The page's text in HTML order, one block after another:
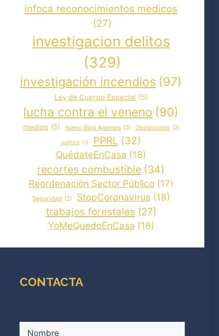
infoca reconocimientos medicos
(27)
investigacion delitos
(329)
investigación incendios (97)
Ley de Cuerpo Especial (5)
lucha contra el veneno (90)
medios (5) nuevo Blog Agentes (2) Oposiciones (2)
politica (1) PPRL (32)
QuédateEnCasa (18)
recortes combustible (34)
Reordenación Sector Público (17)
Seguridad (2) StopCoronavirus (18)
trabajos forestales (27)
YoMeQuedoEnCasa (18)
CONTACTA